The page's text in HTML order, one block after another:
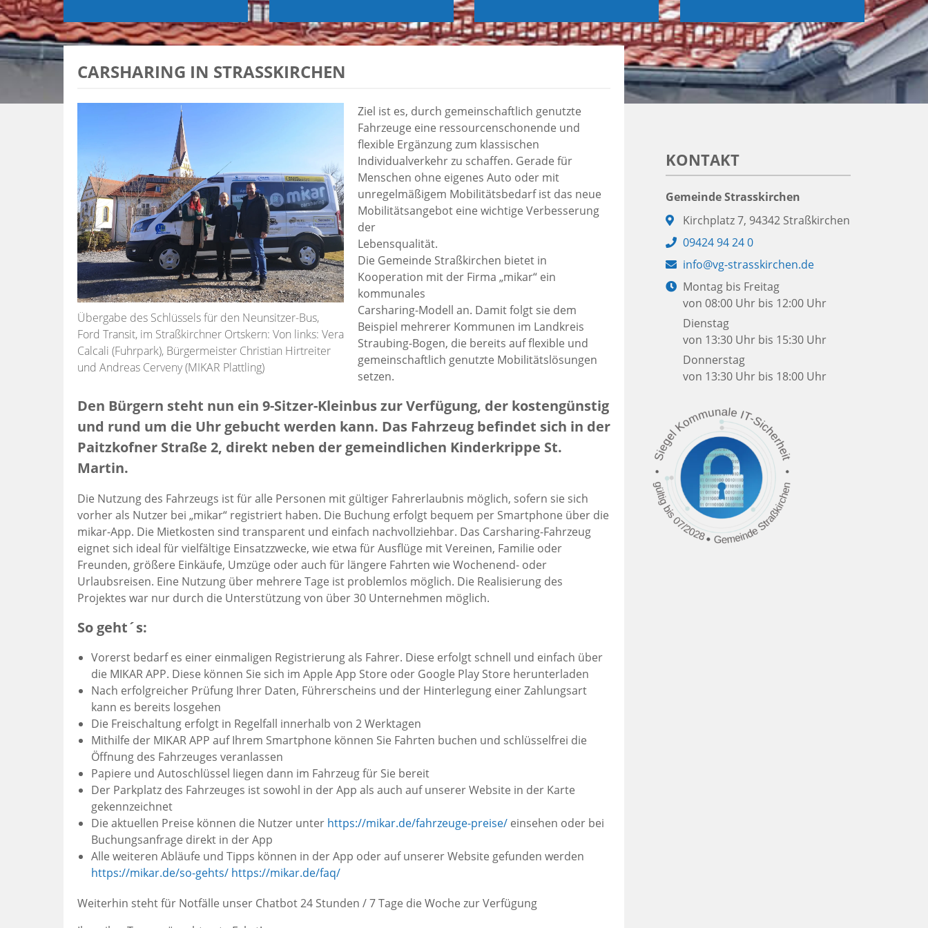
CARSHARING IN STRASSKIRCHEN
Übergabe des Schlüssels für den Neunsitzer-Bus,
Ford Transit, im Straßkirchner Ortskern: Von links: Vera
Calcali (Fuhrpark), Bürgermeister Christian Hirtreiter
und Andreas Cerveny (MIKAR Plattling)
Ziel ist es, durch gemeinschaftlich genutzte
Fahrzeuge eine ressourcenschonende und
flexible Ergänzung zum klassischen
Individualverkehr zu schaffen. Gerade für
Menschen ohne eigenes Auto oder mit
unregelmäßigem Mobilitätsbedarf ist das neue
Mobilitätsangebot eine wichtige Verbesserung
der
Lebensqualität.
Die Gemeinde Straßkirchen bietet in
Kooperation mit der Firma „mikar“ ein
kommunales
Carsharing-Modell an. Damit folgt sie dem
Beispiel mehrerer Kommunen im Landkreis
Straubing-Bogen, die bereits auf flexible und
gemeinschaftlich genutzte Mobilitätslösungen
setzen.
Den Bürgern steht nun ein 9-Sitzer-Kleinbus zur Verfügung, der kostengünstig
und rund um die Uhr gebucht werden kann. Das Fahrzeug befindet sich in der
Paitzkofner Straße 2, direkt neben der gemeindlichen Kinderkrippe St.
Martin.
Die Nutzung des Fahrzeugs ist für alle Personen mit gültiger Fahrerlaubnis möglich, sofern sie sich
vorher als Nutzer bei „mikar“ registriert haben. Die Buchung erfolgt bequem per Smartphone über die
mikar-App. Die Mietkosten sind transparent und einfach nachvollziehbar. Das Carsharing-Fahrzeug
eignet sich ideal für vielfältige Einsatzzwecke, wie etwa für Ausflüge mit Vereinen, Familie oder
Freunden, größere Einkäufe, Umzüge oder auch für längere Fahrten wie Wochenend- oder
Urlaubsreisen. Eine Nutzung über mehrere Tage ist problemlos möglich. Die Realisierung des
Projektes war nur durch die Unterstützung von über 30 Unternehmen möglich.
So geht´s:
Vorerst bedarf es einer einmaligen Registrierung als Fahrer. Diese erfolgt schnell und einfach über
die MIKAR APP. Diese können Sie sich im Apple App Store oder Google Play Store herunterladen
Nach erfolgreicher Prüfung Ihrer Daten, Führerscheins und der Hinterlegung einer Zahlungsart
kann es bereits losgehen
Die Freischaltung erfolgt in Regelfall innerhalb von 2 Werktagen
Mithilfe der MIKAR APP auf Ihrem Smartphone können Sie Fahrten buchen und schlüsselfrei die
Öffnung des Fahrzeuges veranlassen
Papiere und Autoschlüssel liegen dann im Fahrzeug für Sie bereit
Der Parkplatz des Fahrzeuges ist sowohl in der App als auch auf unserer Website in der Karte
gekennzeichnet
Die aktuellen Preise können die Nutzer unter https://mikar.de/fahrzeuge-preise/ einsehen oder bei
Buchungsanfrage direkt in der App
Alle weiteren Abläufe und Tipps können in der App oder auf unserer Website gefunden werden
https://mikar.de/so-gehts/ https://mikar.de/faq/
Weiterhin steht für Notfälle unser Chatbot 24 Stunden / 7 Tage die Woche zur Verfügung
KONTAKT
Gemeinde Strasskirchen
Adresse:
Kirchplatz 7, 94342 Straßkirchen
Telefon:
09424 94 24 0
E-
Mail:
info@vg-strasskirchen.de
Öffnungszeiten:
Montag bis Freitag
von 08:00 Uhr bis 12:00 Uhr
Dienstag
von 13:30 Uhr bis 15:30 Uhr
Donnerstag
von 13:30 Uhr bis 18:00 Uhr